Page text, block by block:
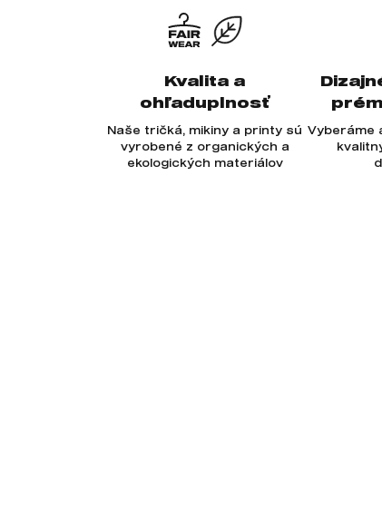
Kvalita a
ohľaduplnosť
Naše tričká, mikiny a printy sú
vyrobené z organických a
ekologických materiálov
Vyberáme